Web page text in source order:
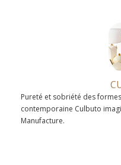
Pureté et sobriété des
contemporaine Culbuto
Manufacture.